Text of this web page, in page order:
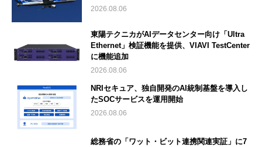
2026.08.06
東陽テクニカがAIデータセンター向け「Ultra
Ethernet」検証機能を提供、VIAVI TestCenter
に機能追加
2026.08.06
NRIセキュア、独自開発のAI統制基盤を導入し
たSOCサービスを運用開始
2026.08.06
総務省の「ワット・ビット連携関連実証」に7